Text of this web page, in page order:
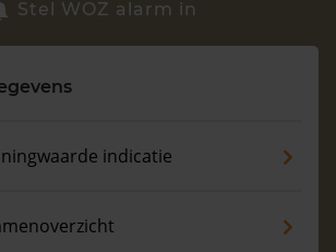
contact met ons op
4200
Stel WOZ alarm in
indicatie